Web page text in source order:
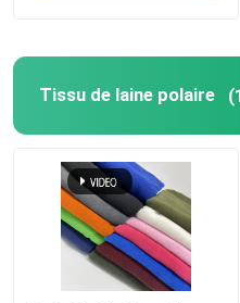
Tissu de laine polaire